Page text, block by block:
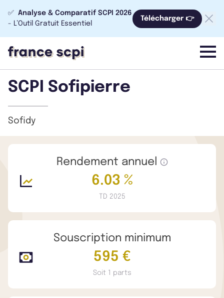
✅ Analyse & Comparatif SCPI 2026
- L’Outil Gratuit Essentiel
Télécharger 👉
menu
SCPI Sofipierre
Sofidy
Rendement annuel
6.03 %
TD 2025
Souscription minimum
595 €
Soit 1 parts